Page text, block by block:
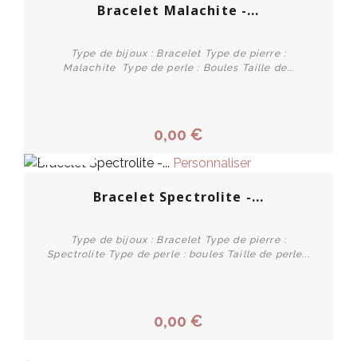
Bracelet Malachite -...
Type de bijoux : Bracelet Type de pierre :
Malachite Type de perle : Boules Taille de...
0,00 €
Personnaliser
Bracelet Spectrolite -...
Type de bijoux : Bracelet Type de pierre :
Spectrolite Type de perle : boules Taille de perle...
0,00 €